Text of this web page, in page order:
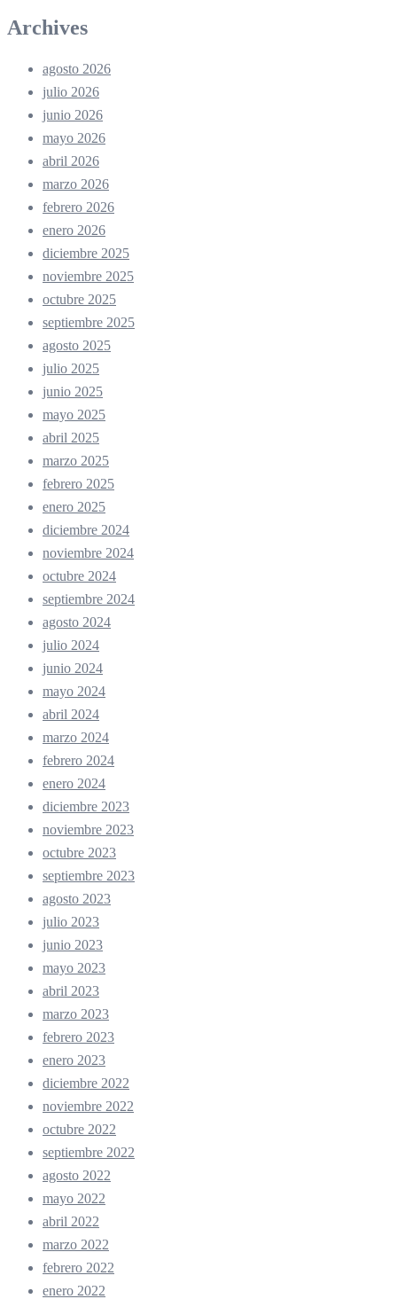
Archives
agosto 2026
julio 2026
junio 2026
mayo 2026
abril 2026
marzo 2026
febrero 2026
enero 2026
diciembre 2025
noviembre 2025
octubre 2025
septiembre 2025
agosto 2025
julio 2025
junio 2025
mayo 2025
abril 2025
marzo 2025
febrero 2025
enero 2025
diciembre 2024
noviembre 2024
octubre 2024
septiembre 2024
agosto 2024
julio 2024
junio 2024
mayo 2024
abril 2024
marzo 2024
febrero 2024
enero 2024
diciembre 2023
noviembre 2023
octubre 2023
septiembre 2023
agosto 2023
julio 2023
junio 2023
mayo 2023
abril 2023
marzo 2023
febrero 2023
enero 2023
diciembre 2022
noviembre 2022
octubre 2022
septiembre 2022
agosto 2022
mayo 2022
abril 2022
marzo 2022
febrero 2022
enero 2022